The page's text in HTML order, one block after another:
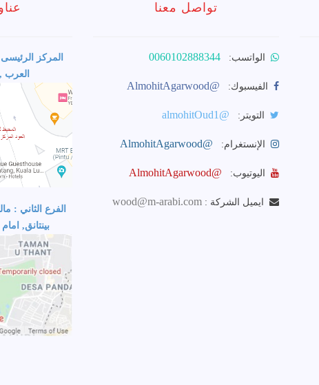
تواصل معنا
الواتسب: 0060102888344
الفيسبوك: @AlmohitAgarwood
التويتر: @almohitOud1
الإنستغرام: @AlmohitAgarwood
اليوتيوب: @AlmohitAgarwood
ايميل الشركة : wood@m-arabi.com
المركز
العرب
الفرع الثاني :
بينتانق,